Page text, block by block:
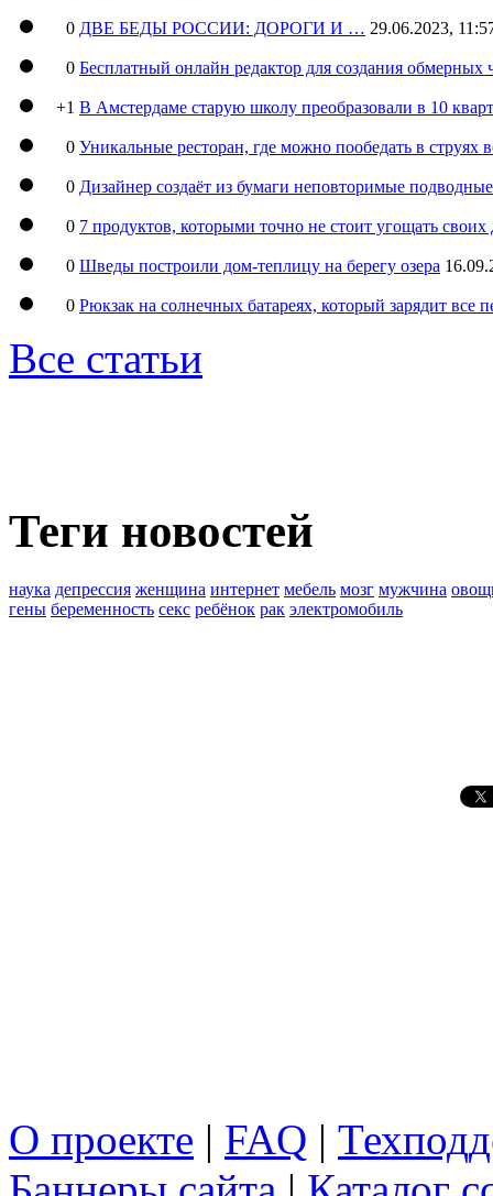
0 ДВЕ БЕДЫ РОССИИ: ДОРОГИ И … 29.06.2023,
0 Бесплатный онлайн редактор для создания обмерных
+1 В Амстердаме старую школу преобразовали в 10
0 Уникальные ресторан, где можно пообедать в струях
0 Дизайнер создаёт из бумаги неповторимые
0 7 продуктов, которыми точно не стоит угощать
0 Шведы построили дом-теплицу на берегу озера
0 Рюкзак на солнечных батареях, который зарядит все
Все статьи
Теги новостей
наука депрессия женщина интернет мебель мозг мужчина
гены беременность секс ребёнок рак электромобиль
О проекте | FAQ |